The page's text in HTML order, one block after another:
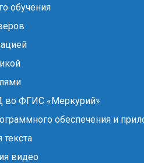
обучения
во ФГИС «Меркурий»
обеспечения и
видео